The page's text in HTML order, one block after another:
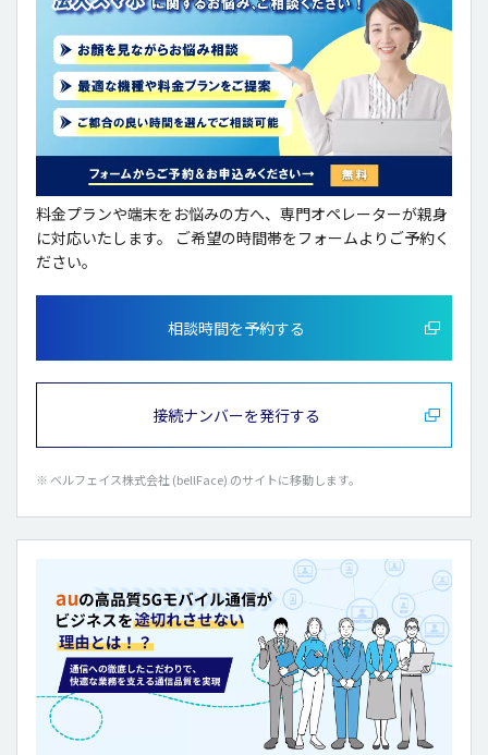
料金プランや端末をお悩みの方へ、専門オペレーターが親身
に対応いたします。
ご希望の時間帯をフォームよりご予約く
ださい。
相談時間を予約する
接続ナンバーを発行する
※ ベルフェイス株式会社 (bellFace) のサイトに移動します。